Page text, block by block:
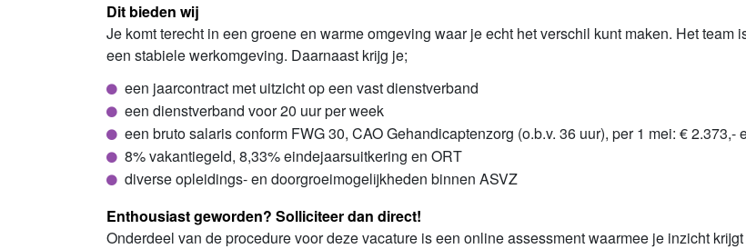
Dit bieden wij
Je komt terecht in een groene en warme omgeving waar je echt het verschil kunt maken. Het
een stabiele werkomgeving. Daarnaast krijg je;
een jaarcontract met uitzicht op een vast dienstverband
een dienstverband voor 20 uur per week
een bruto salaris conform FWG 30, CAO Gehandicaptenzorg (o.b.v. 36 uur), per 1 mei: € 2.373,-
8% vakantiegeld, 8,33% eindejaarsuitkering en ORT
diverse opleidings- en doorgroeimogelijkheden binnen ASVZ
Enthousiast geworden? Solliciteer dan direct!
Onderdeel van de procedure voor deze vacature is een online assessment waarmee je inzicht